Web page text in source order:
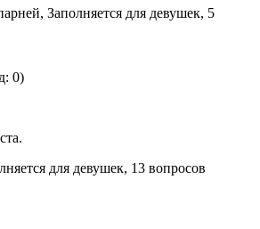
Заполняется для девушек, 5
0)
для девушек, 13 вопросов